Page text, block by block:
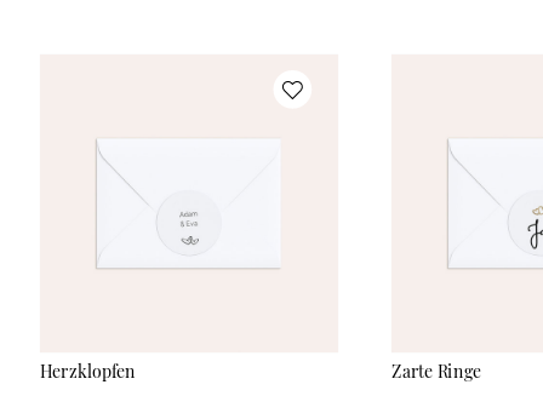
Herzklopfen Zarte Ringe